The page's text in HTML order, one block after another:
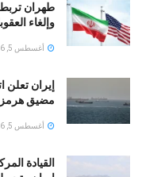
طهران تربط
وإلغاء
أغسطس 5, 2026
إيران
مضيق هرمز
أغسطس 5, 2026
القيادة